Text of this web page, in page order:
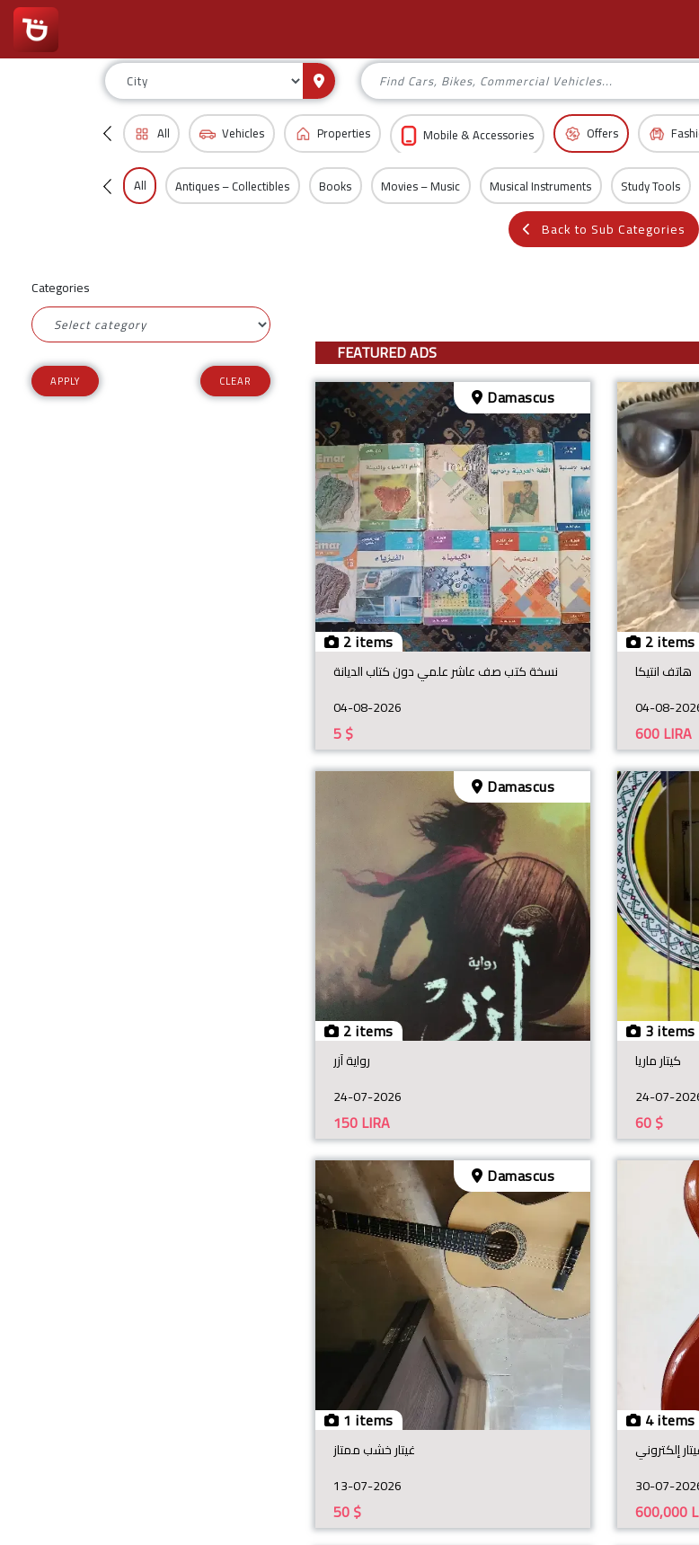
All Vehicles Properties Mobile & Accessories Offers
All Antiques – Collectibles Books Movies – Music Musical Instruments Study Tools
Back to Sub Categories
Categories
CLEAR
FEATURED ADS
2 items
Damascus
نسخة كتب صف عاشر علمي دون كتاب الديانة
04-08-2026
$
5
2 items
هاتف انتيكا
04-08-
LIRA
600
2 items
Damascus
رواية آزر
24-07-2026
LIRA
150
3 items
كيتار ماريا
24-07-
$
60
1 items
Damascus
غيتار خشب ممتاز
13-07-2026
$
50
4 items
إلكتروني
30-07-
600,000